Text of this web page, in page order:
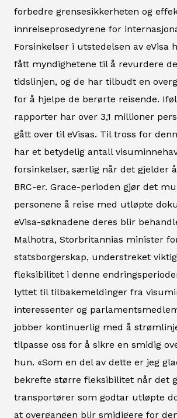
forbedre grensesikkerheten og
innreiseprosedyrene for
Forsinkelser i utstedelsen av eVisa
fått myndighetene til å revurdere
tidslinjen, og de har tilbudt en
for å hjelpe de berørte reisende.
rapporter har over 3,1 millioner
gått over til eVisas. Til tross for
har et betydelig antall
forsinkelser, særlig når det gjelder å
BRC-er. Grace-perioden gjør det
personene å reise med utløpte
eVisa-søknadene deres blir
Malhotra, Storbritannias minister
statsborgerskap, understreket
fleksibilitet i denne
lyttet til tilbakemeldinger fra
interessenter og
jobber kontinuerlig med å
tilpasse oss for å sikre en smidig
hun. «Som en del av dette er jeg
bekrefte større fleksibilitet når det
transportører som godtar utløpte
at overgangen blir smidigere for